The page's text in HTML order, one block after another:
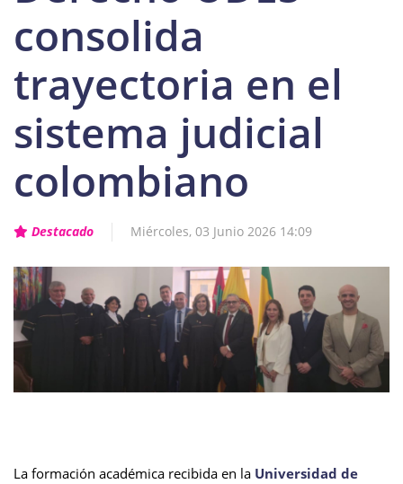
consolida
trayectoria en el
sistema judicial
colombiano
Destacado Miércoles, 03 Junio 2026 14:09
La formación académica recibida en la Universidad de